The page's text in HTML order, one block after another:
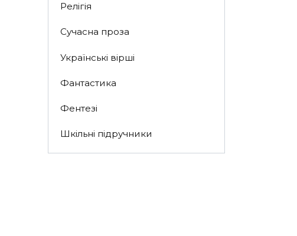
Релігія
Сучасна проза
Українські вірші
Фантастика
Фентезі
Шкільні підручники